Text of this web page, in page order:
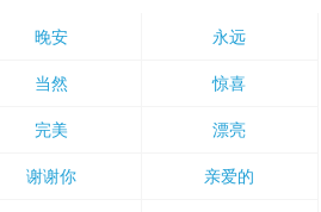
晚安 永远
当然 惊喜
完美 漂亮
谢谢你 亲爱的